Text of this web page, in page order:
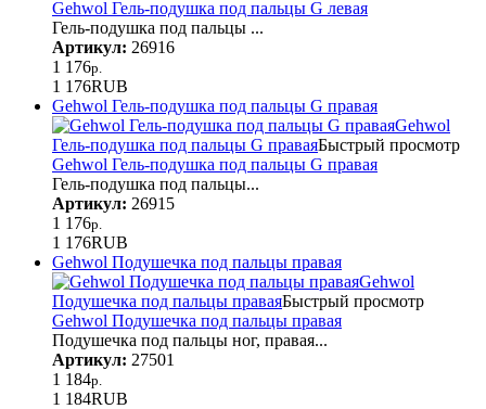
Gehwol Гель-подушка под пальцы G левая
Гель-подушка под пальцы ...
Артикул: 26916
1 176р.
1 176RUB
Gehwol Гель-подушка под пальцы G правая
Gehwol
Гель-подушка под пальцы G праваяБыстрый просмотр
Gehwol Гель-подушка под пальцы G правая
Гель-подушка под пальцы...
Артикул: 26915
1 176р.
1 176RUB
Gehwol Подушечка под пальцы правая
Gehwol
Подушечка под пальцы праваяБыстрый просмотр
Gehwol Подушечка под пальцы правая
Подушечка под пальцы ног, правая...
Артикул: 27501
1 184р.
1 184RUB